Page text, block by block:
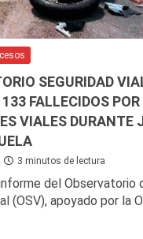
SEGURIDAD
FALLECIDOS POR
VIALES DURANTE
3 minutos de lectura
del Observatorio
(OSV), apoyado por la